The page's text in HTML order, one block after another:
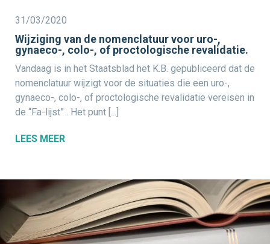
31/03/2020
Wijziging van de nomenclatuur voor uro-,
gynaeco-, colo-, of proctologische revalidatie.
Vandaag is in het Staatsblad het K.B. gepubliceerd dat de
nomenclatuur wijzigt voor de situaties die een uro-,
gynaeco-, colo-, of proctologische revalidatie vereisen in
de “Fa-lijst” . Het punt [...]
LEES MEER